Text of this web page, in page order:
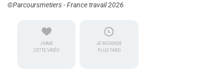
©Parcoursmetiers - France travail 2026
J'AIME
CETTE VIDÉO
JE REGARDE
PLUS TARD